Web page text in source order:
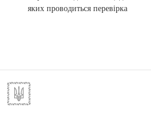
яких проводиться перевірка